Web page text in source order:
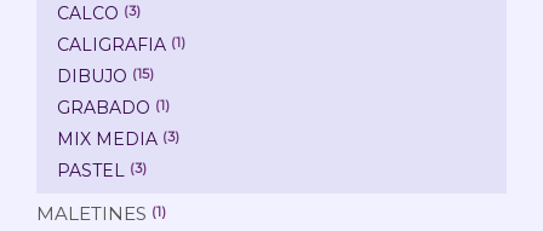
CALCO (3)
CALIGRAFIA (1)
DIBUJO (15)
GRABADO (1)
MIX MEDIA (3)
PASTEL (3)
MALETINES (1)